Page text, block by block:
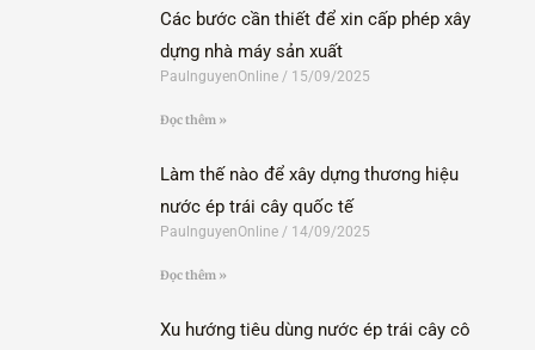
Các bước cần thiết để xin cấp phép xây
dựng nhà máy sản xuất
PaulnguyenOnline 15/09/2025
Đọc thêm »
Làm thế nào để xây dựng thương hiệu
nước ép trái cây quốc tế
PaulnguyenOnline 14/09/2025
Đọc thêm »
Xu hướng tiêu dùng nước ép trái cây cô